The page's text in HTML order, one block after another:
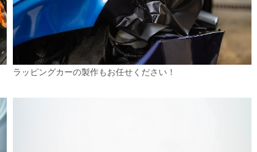
ラッピングカーの製作もお任せください！